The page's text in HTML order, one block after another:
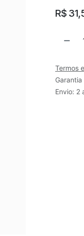
R$
Termos
Envio: 2